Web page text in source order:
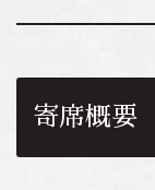
寄席概要